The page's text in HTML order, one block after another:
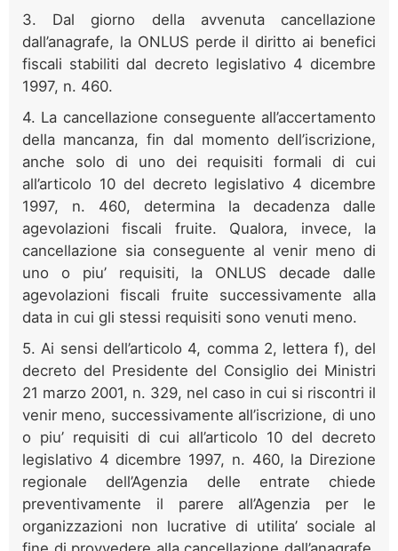
3. Dal giorno della avvenuta cancellazione
dall’anagrafe, la ONLUS perde il diritto ai benefici
fiscali stabiliti dal decreto legislativo 4 dicembre
1997, n. 460.
4. La cancellazione conseguente all’accertamento
della mancanza, fin dal momento dell’iscrizione,
anche solo di uno dei requisiti formali di cui
all’articolo 10 del decreto legislativo 4 dicembre
1997, n. 460, determina la decadenza dalle
agevolazioni fiscali fruite. Qualora, invece, la
cancellazione sia conseguente al venir meno di
uno o piu’ requisiti, la ONLUS decade dalle
agevolazioni fiscali fruite successivamente alla
data in cui gli stessi requisiti sono venuti meno.
5. Ai sensi dell’articolo 4, comma 2, lettera f), del
decreto del Presidente del Consiglio dei Ministri
21 marzo 2001, n. 329, nel caso in cui si riscontri il
venir meno, successivamente all’iscrizione, di uno
o piu’ requisiti di cui all’articolo 10 del decreto
legislativo 4 dicembre 1997, n. 460, la Direzione
regionale dell’Agenzia delle entrate chiede
preventivamente il parere all’Agenzia per le
organizzazioni non lucrative di utilita’ sociale al